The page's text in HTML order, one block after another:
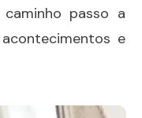
passo a
e